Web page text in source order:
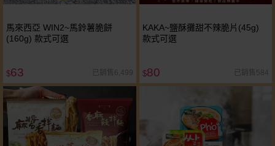
馬來西亞 WIN2~馬鈴薯脆餅
(160g) 款式可選
$63 已銷售6,499
KAKA~鹽酥攤甜不辣脆片(45g)
款式可選
$80 已銷售584